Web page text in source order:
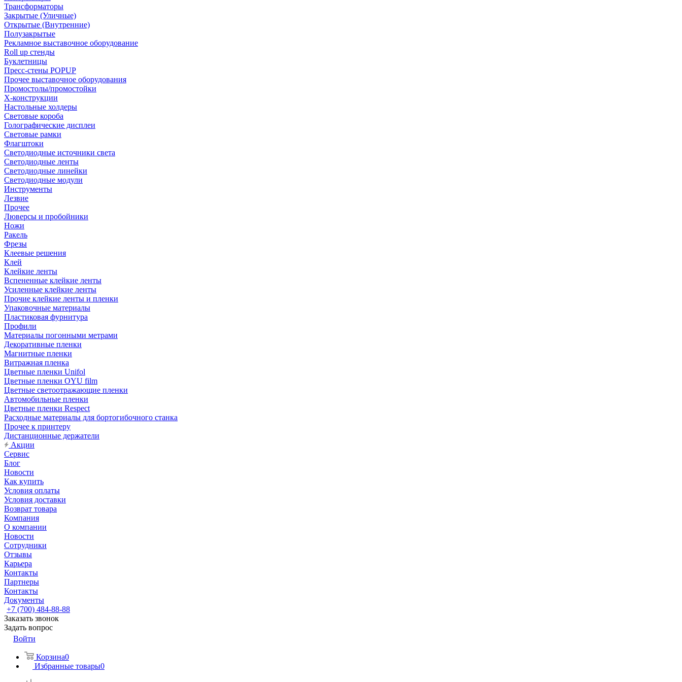
Трансформаторы
Закрытые (Уличные)
Открытые (Внутренние)
Полузакрытые
Рекламное выставочное оборудование
Roll up стенды
Буклетницы
Пресс-стены POPUP
Прочее выставочное оборудования
Промостолы/промостойки
Х-конструкции
Настольные холдеры
Световые короба
Голографические дисплеи
Световые рамки
Флагштоки
Светодиодные источники света
Светодиодные ленты
Светодиодные линейки
Светодиодные модули
Инструменты
Лезвие
Прочее
Люверсы и пробойники
Ножи
Ракель
Фрезы
Клеевые решения
Клей
Клейкие ленты
Вспененные клейкие ленты
Усиленные клейкие ленты
Прочие клейкие ленты и пленки
Упаковочные материалы
Пластиковая фурнитура
Профили
Материалы погонными метрами
Декоративные пленки
Магнитные пленки
Витражная пленка
Цветные пленки Unifol
Цветные пленки OYU film
Цветные светоотражающие пленки
Автомобильные пленки
Цветные пленки Respect
Расходные материалы для бортогибочного станка
Прочее к принтеру
Дистанционные держатели
Акции
Сервис
Блог
Новости
Как купить
Условия оплаты
Условия доставки
Возврат товара
Компания
О компании
Новости
Сотрудники
Отзывы
Карьера
Контакты
Партнеры
Контакты
Документы
+7 (700) 484-88-88
Заказать звонок
Задать вопрос
Войти
Корзина0
Избранные товары0